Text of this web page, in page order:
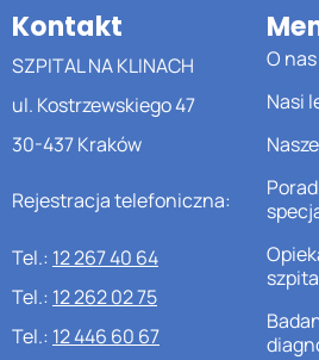
Kontakt
SZPITAL NA KLINACH
ul. Kostrzewskiego 47
30-437 Kraków
Rejestracja telefoniczna:
Tel.: 12 267 40 64
Tel.: 12 262 02 75
Tel.: 12 446 60 67
O nas
Nasi